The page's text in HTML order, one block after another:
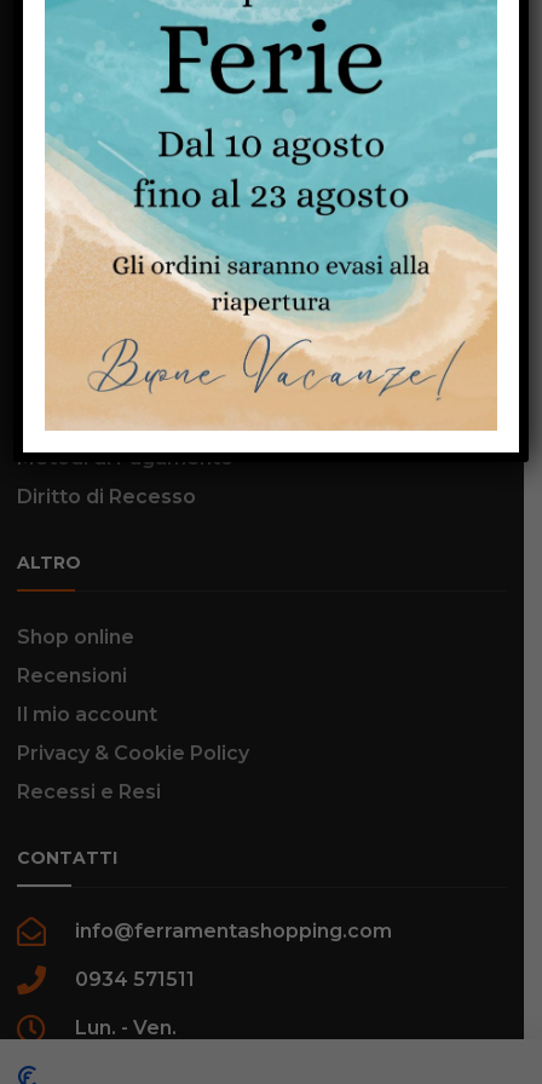
Ferramenta Shopping nasce nel 1955.
Dopo pochi anni, grazie all’esperienza,
alla competenza ed ai servizi offerti, la
Ferramenta Shopping diventa un punto
di riferimento come
ferramenta online
SCOPRI DI PIÙ
CUSTOMER SERVICE
Contatti
Metodi di Spedizione
Metodi di Pagamento
Diritto di Recesso
ALTRO
Shop online
Recensioni
Il mio account
Privacy & Cookie Policy
Recessi e Resi
CONTATTI
info@ferramentashopping.com
0934 571511
Lun. - Ven.